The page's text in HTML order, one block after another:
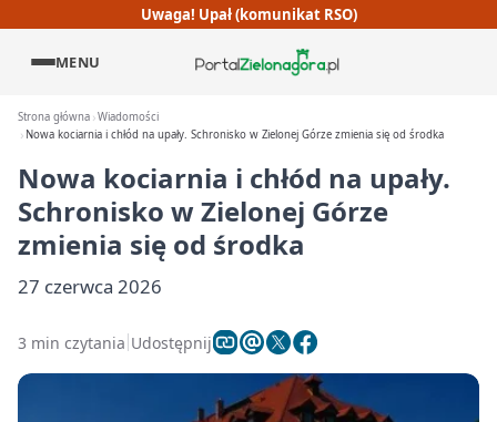
Uwaga! Upał (komunikat RSO)
MENU
Strona główna Wiadomości
Nowa kociarnia i chłód na upały. Schronisko w Zielonej Górze zmienia się od środka
Nowa kociarnia i chłód na upały.
Schronisko w Zielonej Górze
zmienia się od środka
27 czerwca 2026
3 min czytania Udostępnij